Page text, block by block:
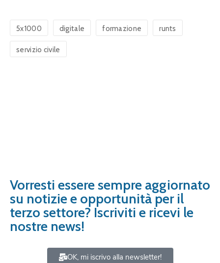
5x1000 digitale formazione runts
servizio civile
Vorresti essere sempre aggiornato
su notizie e opportunità per il
terzo settore? Iscriviti e ricevi le
nostre news!
OK, mi iscrivo alla newsletter!